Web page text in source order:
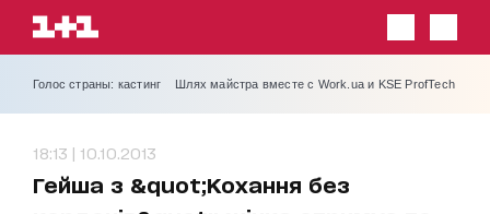
Голос страны: кастинг Шлях майстра вместе с Work.ua и KSE ProfTech
18:13 | 10.10.2013
Гейша з &quot;Кохання без